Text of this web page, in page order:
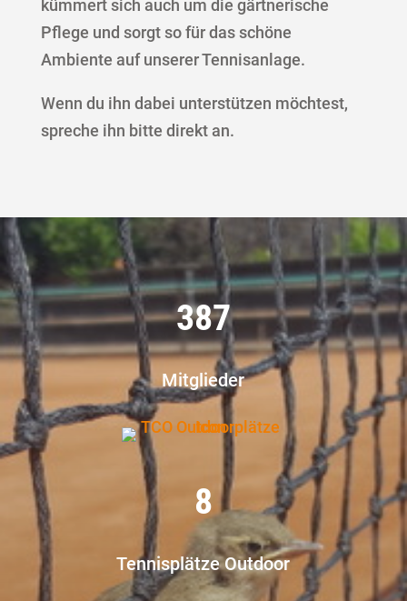
kümmert sich auch um die gärtnerische
Pflege und sorgt so für das schöne
Ambiente auf unserer Tennisanlage.
Wenn du ihn dabei unterstützen möchtest,
spreche ihn bitte direkt an.
387
Mitglieder
8
Tennisplätze Outdoor